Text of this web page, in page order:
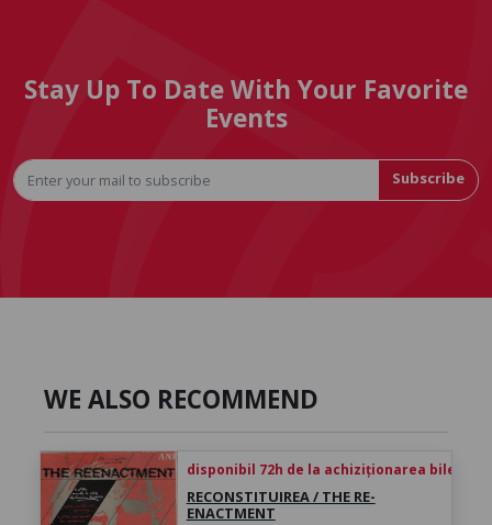
Stay Up To Date With Your Favorite
Events
Subscribe
WE ALSO RECOMMEND
disponibil 72h de la achiziționarea biletului
RECONSTITUIREA / THE RE-
ENACTMENT